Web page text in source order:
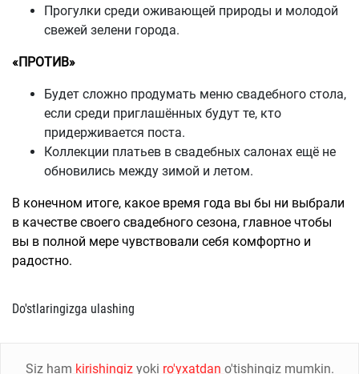
Прогулки среди оживающей природы и молодой
свежей зелени города.
«ПРОТИВ»
Будет сложно продумать меню свадебного стола,
если среди приглашённых будут те, кто
придерживается поста.
Коллекции платьев в свадебных салонах ещё не
обновились между зимой и летом.
В конечном итоге, какое время года вы бы ни выбрали
в качестве своего свадебного сезона, главное чтобы
вы в полной мере чувствовали себя комфортно и
радостно.
Do'stlaringizga ulashing
Siz ham kirishingizyoki ro'yxatdan o'tishingiz mumkin.